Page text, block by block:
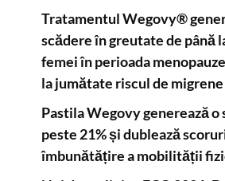
Tratamentul Wegovy®
scădere în greutate de până
femei în perioada
la jumătate riscul de migrene
Pastila Wegovy generează o
peste 21% și dublează
îmbunătățire a mobilității